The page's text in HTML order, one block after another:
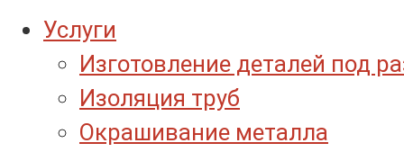
Услуги
Изготовление деталей под
Изоляция труб
Окрашивание металла